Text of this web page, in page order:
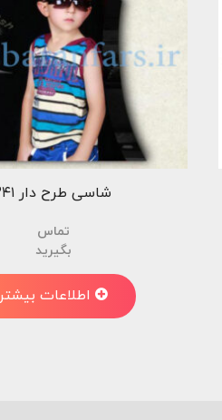
شاسی طرح دار ۲۴۱
تماس
بگیرید
اطلاعات بیشتر